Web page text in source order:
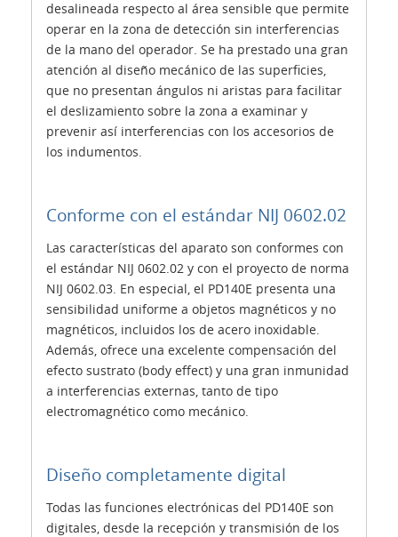
desalineada respecto al área sensible que permite
operar en la zona de detección sin interferencias
de la mano del operador. Se ha prestado una gran
atención al diseño mecánico de las superficies,
que no presentan ángulos ni aristas para facilitar
el deslizamiento sobre la zona a examinar y
prevenir así interferencias con los accesorios de
los indumentos.
Conforme con el estándar NIJ 0602.02
Las características del aparato son conformes con
el estándar NIJ 0602.02 y con el proyecto de norma
NIJ 0602.03. En especial, el PD140E presenta una
sensibilidad uniforme a objetos magnéticos y no
magnéticos, incluidos los de acero inoxidable.
Además, ofrece una excelente compensación del
efecto sustrato (body effect) y una gran inmunidad
a interferencias externas, tanto de tipo
electromagnético como mecánico.
Diseño completamente digital
Todas las funciones electrónicas del PD140E son
digitales, desde la recepción y transmisión de los